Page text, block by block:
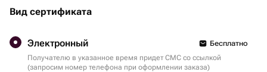
Вид сертификата
Электронный
Бесплатно
Получателю в указанное время придет СМС со ссылкой
(запросим номер телефона при оформлении заказа)